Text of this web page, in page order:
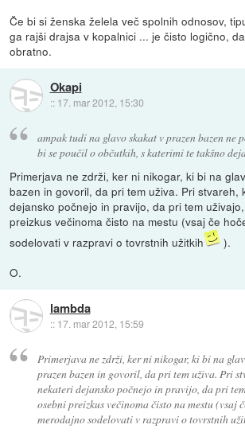
Če bi si ženska želela več spolnih odnosov,
ga rajši drajsa v kopalnici ... je čisto logično,
obratno.
Okapi
:: 17. mar 2012, 15:30
ampak tudi na glavo skakat v prazen bazen ne
bi se poučil o občutkih, s katerimi te takšno
Primerjava ne zdrži, ker ni nikogar, ki bi na
bazen in govoril, da pri tem uživa. Pri stvareh,
dejansko počnejo in pravijo, da pri tem
preizkus večinoma čisto na mestu (vsaj če
sodelovati v razpravi o tovrstnih užitkih
).
O.
lambda
:: 17. mar 2012, 15:59
Primerjava ne zdrži, ker ni nikogar, ki bi na
prazen bazen in govoril, da pri tem uživa. Pri
nekateri dejansko počnejo in pravijo, da pri
osebni preizkus večinoma čisto na mestu (vsaj
merodajno sodelovati v razpravi o tovrstnih